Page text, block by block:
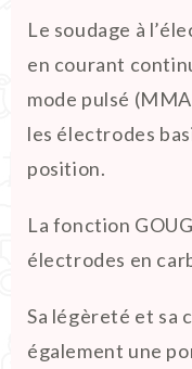
Le soudage à
en courant
mode pulsé
les électrodes
position.
La fonction
électrodes en
Sa légèreté et sa
également une